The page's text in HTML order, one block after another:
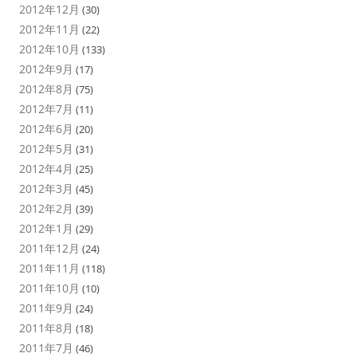
2012年12月 (30)
2012年11月 (22)
2012年10月 (133)
2012年9月 (17)
2012年8月 (75)
2012年7月 (11)
2012年6月 (20)
2012年5月 (31)
2012年4月 (25)
2012年3月 (45)
2012年2月 (39)
2012年1月 (29)
2011年12月 (24)
2011年11月 (118)
2011年10月 (10)
2011年9月 (24)
2011年8月 (18)
2011年7月 (46)